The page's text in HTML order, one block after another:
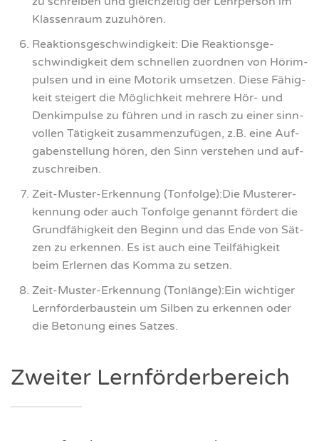
Klas­sen­raum zuzu­hö­ren.
Reak­ti­ons­ge­schwin­dig­keit: Die Reak­ti­ons­ge­
schwin­dig­keit dem schnel­len zuord­nen von Hör­im­
pul­sen und in eine Moto­rik umset­zen. Die­se Fähig­
keit stei­gert die Mög­lich­keit meh­re­re Hör- und
Denk­im­pul­se zu füh­ren und in rasch zu einer sinn­
vol­len Tätig­keit zusam­men­zu­fü­gen, z.B. eine Auf­
ga­ben­stel­lung hören, den Sinn ver­ste­hen und auf­
zu­schrei­ben.
Zeit-Mus­ter-Erken­nung (Tonfolge):Die Mus­ter­er­
ken­nung oder auch Ton­fol­ge genannt för­dert die
Grund­fä­hig­keit den Beginn und das Ende von Sät­
zen zu erken­nen. Es ist auch eine Teil­fä­hig­keit
beim Erler­nen das Kom­ma zu set­zen.
Zeit-Mus­ter-Erken­nung (Tonlänge):Ein wich­ti­ger
Lern­för­der­bau­stein um Sil­ben zu erken­nen oder
die Beto­nung eines Sat­zes.
Zwei­ter Lern­för­der­be­reich